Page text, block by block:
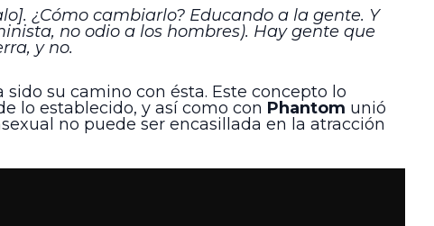
¿Cómo cambiarlo? Educando a la gente. Y
no odio a los hombres). Hay gente que
y no.
su camino con ésta. Este concepto lo
lo establecido, y así como con Phantom unió
no puede ser encasillada en la atracción